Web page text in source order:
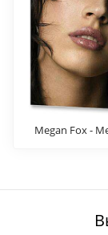
Megan Fox -